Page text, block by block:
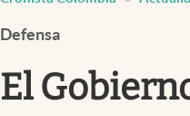
Curiosidades
Defensa
El